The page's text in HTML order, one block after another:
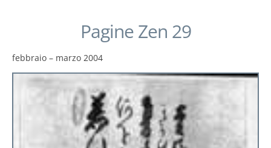
Pagine Zen 29
febbraio – marzo 2004